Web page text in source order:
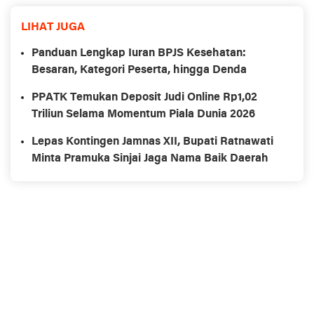
LIHAT JUGA
Panduan Lengkap Iuran BPJS Kesehatan:
Besaran, Kategori Peserta, hingga Denda
PPATK Temukan Deposit Judi Online Rp1,02
Triliun Selama Momentum Piala Dunia 2026
Lepas Kontingen Jamnas XII, Bupati Ratnawati
Minta Pramuka Sinjai Jaga Nama Baik Daerah